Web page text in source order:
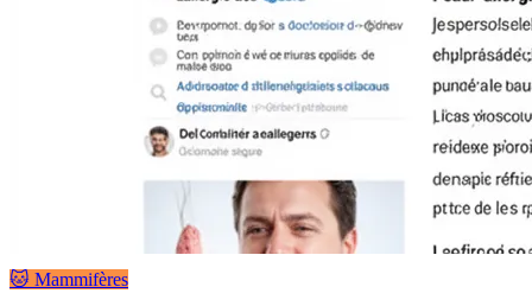
🐱 Mammifères